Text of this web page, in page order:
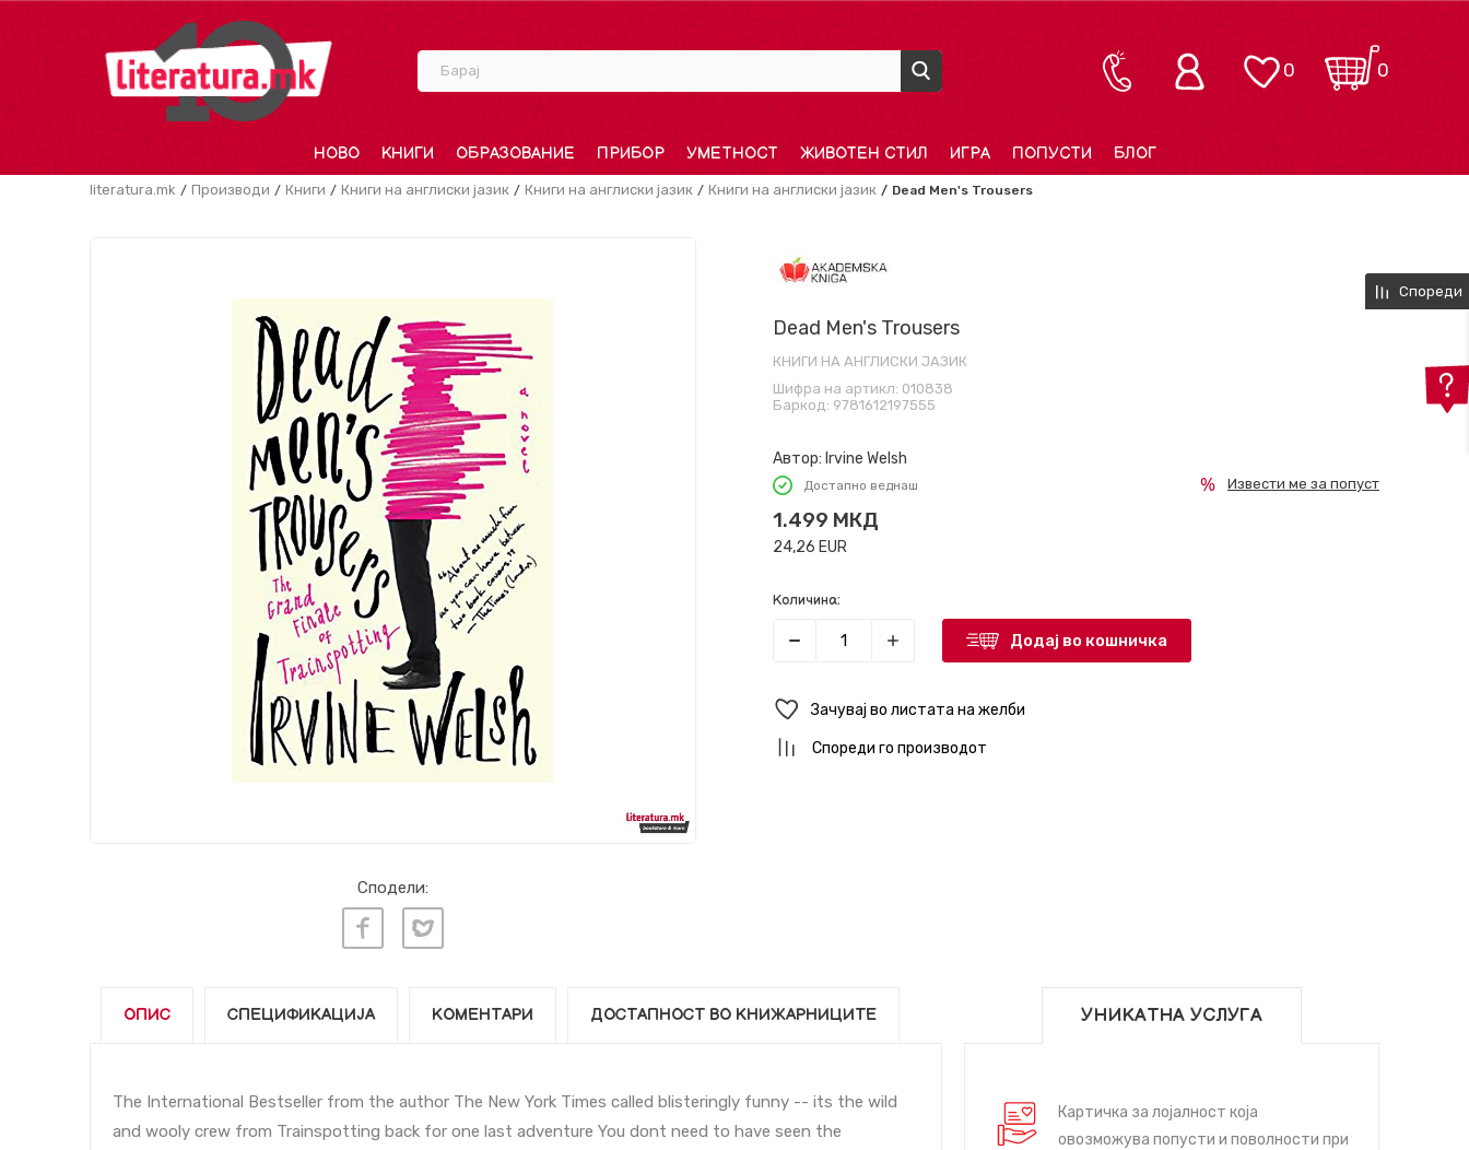
Барај 0
0
НОВО КНИГИ ОБРАЗОВАНИЕ ПРИБОР УМЕТНОСТ ЖИВОТЕН СТИЛ ИГРА ПОПУСТИ БЛОГ
literatura.mk Производи Книги Книги на англиски јазик Книги на англиски јазик Книги на англиски јазик Dead Men's Trousers
Сподели:
Dead Men's Trousers
КНИГИ НА АНГЛИСКИ ЈАЗИК
Шифра на артикл: 010838
Баркод: 9781612197555
Автор: Irvine Welsh
Достапно веднаш
1.499 МКД
24,26 EUR
Извести ме за попуст
Количина:
Додај во кошничка
Зачувај во листата на желби
Спореди го производот
ОПИС СПЕЦИФИКАЦИЈА КОМЕНТАРИ ДОСТАПНОСТ ВО КНИЖАРНИЦИТЕ
The International Bestseller from the author The New York Times called blisteringly funny -- its the wild
and wooly crew from Trainspotting back for one last adventure You dont need to have seen the
УНИКАТНА УСЛУГА
Картичка за лојалност која
овозможува попусти и поволности при
Спореди